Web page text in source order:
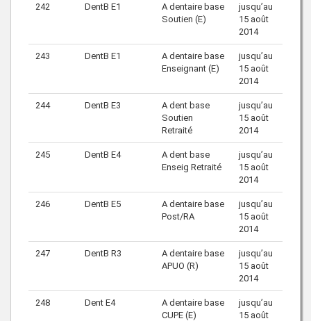
242 DentB E1
A dentaire base
Soutien (E)
jusqu’au
15 août
2014
243 DentB E1
A dentaire base
Enseignant (E)
jusqu’au
15 août
2014
244 DentB E3
A dent base
Soutien
Retraité
jusqu’au
15 août
2014
245 DentB E4
A dent base
Enseig Retraité
jusqu’au
15 août
2014
246 DentB E5
A dentaire base
Post/RA
jusqu’au
15 août
2014
247 DentB R3
A dentaire base
APUO (R)
jusqu’au
15 août
2014
248 Dent E4
A dentaire base
CUPE (E)
jusqu’au
15 août